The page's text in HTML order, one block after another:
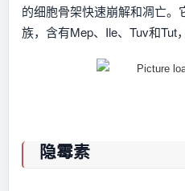
的细胞骨架快速崩解和凋亡
族，含有Mep、Ile、Tuv和Tut
隐霉素